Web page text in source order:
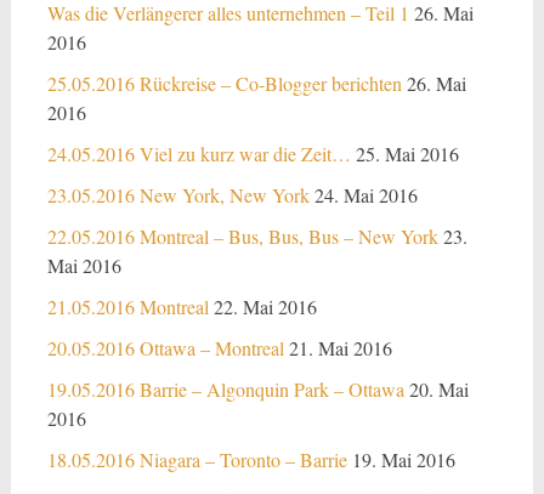
Was die Verlängerer alles unternehmen – Teil 1 26. Mai
2016
25.05.2016 Rückreise – Co-Blogger berichten 26. Mai
2016
24.05.2016 Viel zu kurz war die Zeit… 25. Mai 2016
23.05.2016 New York, New York24. Mai 2016
22.05.2016 Montreal – Bus, Bus, Bus – New York23.
Mai 2016
21.05.2016 Montreal 22. Mai 2016
20.05.2016 Ottawa – Montreal 21. Mai 2016
19.05.2016 Barrie – Algonquin Park – Ottawa 20. Mai
2016
18.05.2016 Niagara – Toronto – Barrie 19. Mai 2016